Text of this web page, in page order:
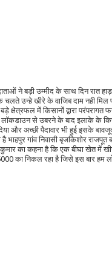
ने बड़ी उम्मीद के साथ दिन रात
उन्हे खीरे के वाजिब दाम नही
क्षेत्रफल में किसानों द्वारा
लॉकडाउन से उबरने के बाद इलाके के
और अच्छी पैदावार भी हुई इसके
है भाहपुर गांव निवासी बृजकिशोर
कुमार का कहना है कि एक बीघा खेत
का निकल रहा है जिसे इस बार हम